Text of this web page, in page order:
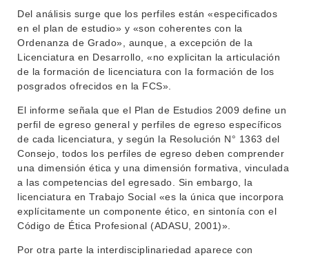
INSTITUCIONAL
DEPARTAMENTOS
ENSEÑANZA
INVESTIGACIÓN
BEDELÍA
EVA FCS
OFERTA DE GRADO
POSGRADOS
Del análisis surge que los perfiles están «especificados
en el plan de estudio» y «son coherentes con la
Ordenanza de Grado», aunque, a excepción de la
Licenciatura en Desarrollo, «no explicitan la articulación
de la formación de licenciatura con la formación de los
posgrados ofrecidos en la FCS».
El informe señala que el Plan de Estudios 2009 define un
perfil de egreso general y perfiles de egreso específicos
de cada licenciatura, y según la Resolución N° 1363 del
Consejo, todos los perfiles de egreso deben comprender
una dimensión ética y una dimensión formativa, vinculada
a las competencias del egresado. Sin embargo, la
licenciatura en Trabajo Social «es la única que incorpora
explícitamente un componente ético, en sintonía con el
Código de Ética Profesional (ADASU, 2001)».
Por otra parte la interdisciplinariedad aparece con